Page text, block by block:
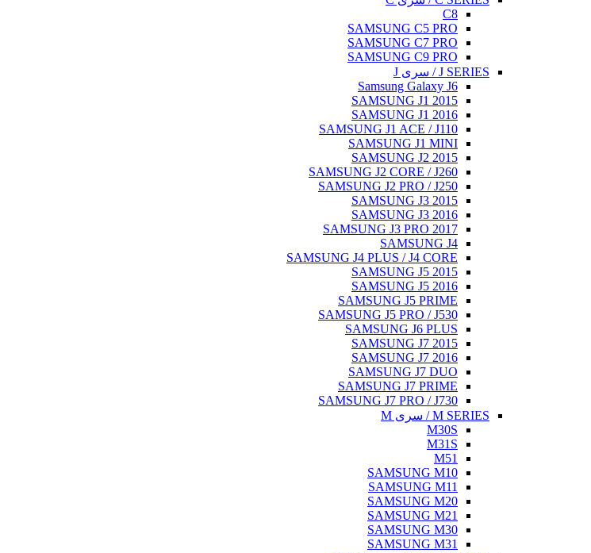
C8
SAMSUNG C5 PRO
SAMSUNG C7 PRO
SAMSUNG C9 PRO
J SERIES / سری J
Samsung Galaxy J6
SAMSUNG J1 2015
SAMSUNG J1 2016
SAMSUNG J1 ACE / J110
SAMSUNG J1 MINI
SAMSUNG J2 2015
SAMSUNG J2 CORE / J260
SAMSUNG J2 PRO / J250
SAMSUNG J3 2015
SAMSUNG J3 2016
SAMSUNG J3 PRO 2017
SAMSUNG J4
SAMSUNG J4 PLUS / J4 CORE
SAMSUNG J5 2015
SAMSUNG J5 2016
SAMSUNG J5 PRIME
SAMSUNG J5 PRO / J530
SAMSUNG J6 PLUS
SAMSUNG J7 2015
SAMSUNG J7 2016
SAMSUNG J7 DUO
SAMSUNG J7 PRIME
SAMSUNG J7 PRO / J730
M SERIES / سری M
M30S
M31S
M51
SAMSUNG M10
SAMSUNG M11
SAMSUNG M20
SAMSUNG M21
SAMSUNG M30
SAMSUNG M31